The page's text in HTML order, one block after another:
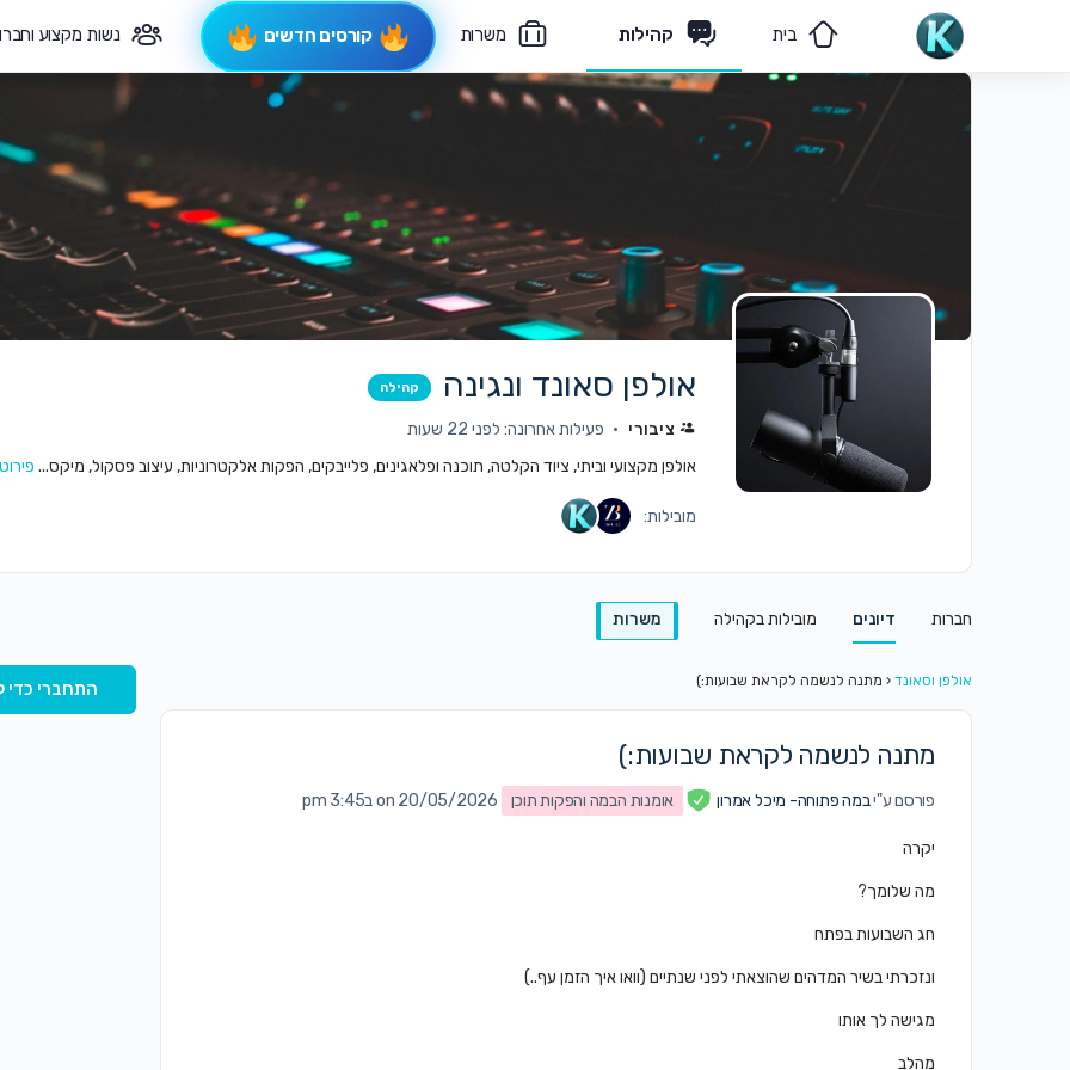
בית קהילות משרות קורסים חדשים נשות מקצוע
הצוות שלנו פיקוח תורני צרי קשר
אולפן סאונד ונגינה קהילה
ציבורי
פעילות אחרונה: לפני 22 שעות
אולפן מקצועי וביתי, ציוד הקלטה, תוכנה ופלאגינים, פלייבקים, הפקות אלקטרוניות, עיצוב פסקול, מיקס...
מובילות:
חברות דיונים מובילות בקהילה משרות
אולפן וסאונד ‹ מתנה לנשמה לקראת שבועות:)
מתנה לנשמה לקראת שבועות:)
פורסם ע"יבמה פתוחה- מיכל אמרון אומנות הבמה והפקות תוכן on 20/05/2026 ב3:45 pm
יקרה
מה שלומך?
חג השבועות בפתח
ונזכרתי בשיר המדהים שהוצאתי לפני שנתיים (וואו איך הזמן עף..)
מגישה לך אותו
מהלב
התחברי כדי